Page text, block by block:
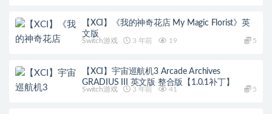
【XCI】《我的神奇花店 My Magic Florist》英
文版
Switch游戏 3 年前 19 5
【XCI】宇宙巡航机3 Arcade Archives
GRADIUS III 英文版 整合版【1.0.1补丁】
Switch游戏 3 年前 41 5